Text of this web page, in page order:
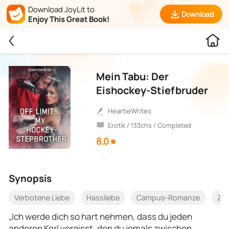
Download JoyLit to
Enjoy This Great Book!
Download
Mein Tabu: Der
Eishockey-Stiefbruder
HeartieWrites
Erotik / 133chs / Completed
8.0
Synopsis
Verbotene Liebe Hassliebe Campus-Romanze
„Ich werde dich so hart nehmen, dass du jeden